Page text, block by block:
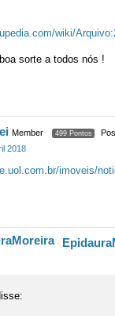
wiki/
sorte a todos nós !
Member 499 Pontos
2018
imoveis/